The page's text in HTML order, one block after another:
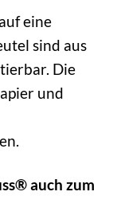
eine
sind aus
Die
und
auch zum